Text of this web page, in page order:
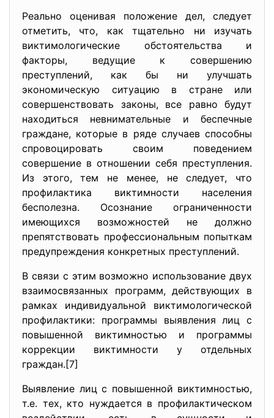
Реально оценивая положение дел, следует
отметить, что, как тщательно ни изучать
виктимологические обстоятельства и
факторы, ведущие к совершению
преступлений, как бы ни улучшать
экономическую ситуацию в стране или
совершенствовать законы, все равно будут
находиться невнимательные и беспечные
граждане, которые в ряде случаев способны
спровоцировать своим поведением
совершение в отношении себя преступления.
Из этого, тем не менее, не следует, что
профилактика виктимности населения
бесполезна. Осознание ограниченности
имеющихся возможностей не должно
препятствовать профессиональным попыткам
предупреждения конкретных преступлений.
В связи с этим возможно использование двух
взаимосвязанных программ, действующих в
рамках индивидуальной виктимологической
профилактики: программы выявления лиц с
повышенной виктимностью и программы
коррекции виктимности у отдельных
граждан.[7]
Выявление лиц с повышенной виктимностью,
т.е. тех, кто нуждается в профилактическом